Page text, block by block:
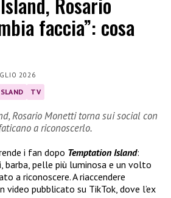
faccia”: cosa
2026
TV
Rosario Monetti torna sui social con
a riconoscerlo.
i fan dopo Temptation Island:
barba, pelle più luminosa e un volto
a riconoscere. A riaccendere
video pubblicato su TikTok, dove l’ex